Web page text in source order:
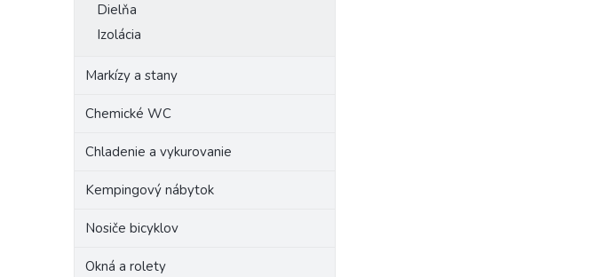
Dielňa
Izolácia
Markízy a stany
Chemické WC
Chladenie a vykurovanie
Kempingový nábytok
Nosiče bicyklov
Okná a rolety